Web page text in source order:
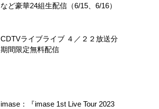
など豪華24組生配信（6/15、6/16）
CDTVライブライブ ４／２２放送分
期間限定無料配信
imase：『imase 1st Live Tour 2023